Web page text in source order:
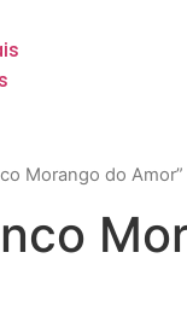
Morango do Amor”